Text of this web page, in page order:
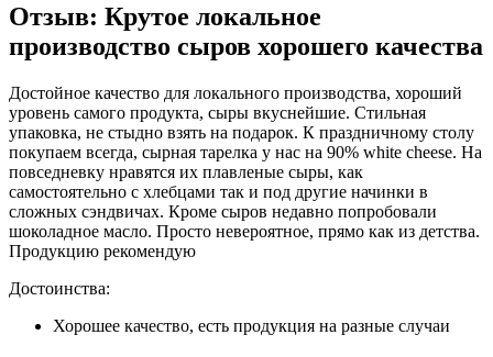
Отзыв: Крутое локальное
производство сыров хорошего качества
Достойное качество для локального производства, хороший
уровень самого продукта, сыры вкуснейшие. Стильная
упаковка, не стыдно взять на подарок. К праздничному столу
покупаем всегда, сырная тарелка у нас на 90% white cheese. На
повседневку нравятся их плавленые сыры, как
самостоятельно с хлебцами так и под другие начинки в
сложных сэндвичах. Кроме сыров недавно попробовали
шоколадное масло. Просто невероятное, прямо как из детства.
Продукцию рекомендую
Достоинства:
Хорошее качество, есть продукция на разные случаи